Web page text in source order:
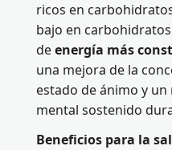
ricos en
bajo en
deenergía más
una mejora de la
estado de ánimo y
mental sostenido
Beneficios para la